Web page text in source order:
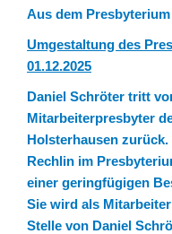
Aus dem Presbyterium
Umgestaltung des
01.12.2025
Daniel Schröter tritt
Mitarbeiterpresbyter
Holsterhausen
Rechlin im
einer geringfügigen
Sie wird als
Stelle von Daniel